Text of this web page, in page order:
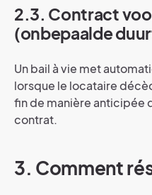
2.3. Contract
(onbepaalde
Un bail à vie met
lorsque le locataire
fin de manière anticipée
contrat.
3. Comment